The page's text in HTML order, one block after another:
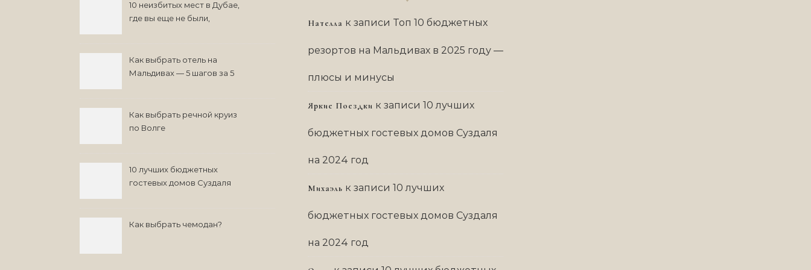
10 неизбитых мест в Дубае,
где вы еще не были,
Как выбрать отель на
Мальдивах — 5 шагов за 5
Как выбрать речной круиз
по Волге
10 лучших бюджетных
гостевых домов Суздаля
Как выбрать чемодан?
Нателла к записи Топ 10 бюджетных
резортов на Мальдивах в 2025 году —
плюсы и минусы
Яркие Поездки к записи 10 лучших
бюджетных гостевых домов Суздаля
на 2024 год
Михаэль к записи 10 лучших
бюджетных гостевых домов Суздаля
на 2024 год